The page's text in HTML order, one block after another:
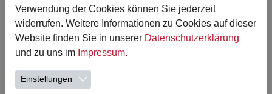
07.05.2025
Mädchenfußball
Verwendung der Cookies können Sie jederzeit
widerrufen. Weitere Informationen zu Cookies auf dieser
Website finden Sie in unserer Datenschutzerklärung
und zu uns im Impressum.
Einstellungen